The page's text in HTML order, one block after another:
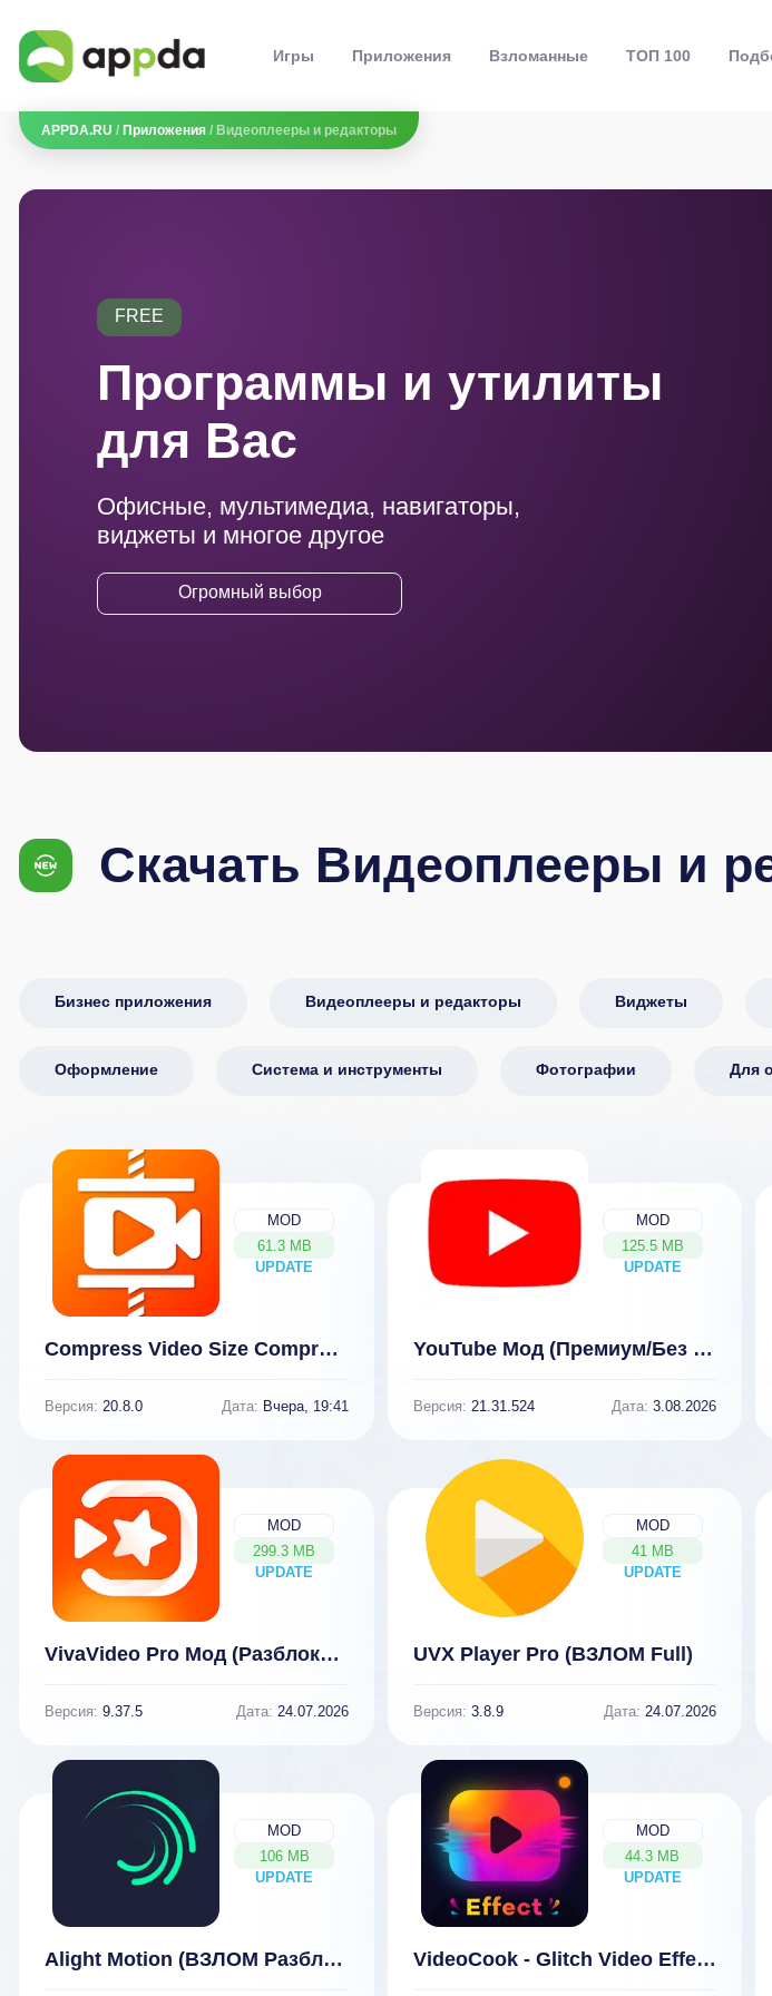
Игры Приложения Взломанные ТОП 100
APPDA.RU / Приложения / Видеоплееры и редакторы
FREE
Программы и утилиты
для Вас
Офисные, мультимедиа, навигаторы,
виджеты и многое другое
Огромный выбор
Скачать Видеоплееры и
Бизнес приложения Видеоплееры и редакторы Виджеты
Оформление Система и инструменты Фотографии Для
MOD
61.3 MB
UPDATE
NEW
Compress Video Size Compressor (ВЗЛОМ Разблокирован Премиум)
Версия: 20.8.0 Дата: Вчера, 19:41
MOD
125.5 MB
UPDATE
NEW
YouTube Мод (Премиум/Без Рекламы)
Версия: 21.31.524 Дата: 3.08.2026
MOD
299.3 MB
UPDATE
NEW
VivaVideo Pro Мод (Разблокирован VIP)
Версия: 9.37.5 Дата: 24.07.2026
MOD
41 MB
UPDATE
NEW
UVX Player Pro (ВЗЛОМ Full)
Версия: 3.8.9 Дата: 24.07.2026
MOD
106 MB
UPDATE
NEW
Alight Motion (ВЗЛОМ Разблокирован Премиум)
MOD
44.3 MB
UPDATE
NEW
VideoCook - Glitch Video Effects (ВЗЛОМ Разблокирован PRO)